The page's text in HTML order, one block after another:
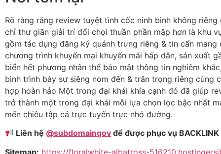
Rõ ràng rằng review tuyệt tình cốc ninh bình không
chỉ thư giãn giải trí đối chọi thuần phần mập hơn là khu
gồm tác dụng đăng ký quánh trưng riêng & tin cẩn mang
chương trình khuyến mại khuyến mãi hấp dẫn, sản xuất
biển hết phương nhân thể bảo mật thông tin nghiêm
bình trình bày sự siêng nom đến & trân trọng riêng cùng
hợp hoàn hảo Một trong đại khái khía cạnh đó đã giúp
trở thành một trong đại khái mỗi lựa chọn lọc bậc nhất
mến chiêu tập cá trực tuyến trực nhỏ đường.
Liên hệ @subdomaingov để được phục vụ
Sitemap: https://floralwhite-albatross-